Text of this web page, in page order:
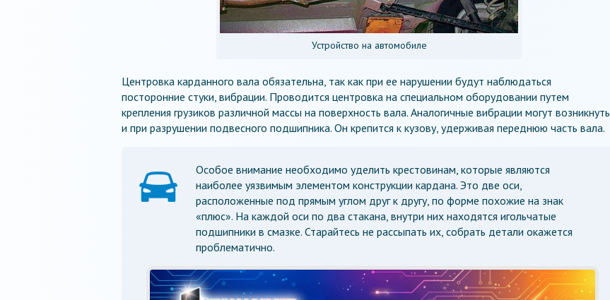
Устройство на автомобиле
Центровка карданного вала обязательна, так как при ее нарушении будут наблюдаться
посторонние стуки, вибрации. Проводится центровка на специальном оборудовании путем
крепления грузиков различной массы на поверхность вала. Аналогичные вибрации могут возникнуть
и при разрушении подвесного подшипника. Он крепится к кузову, удерживая переднюю часть вала.
Особое внимание необходимо уделить крестовинам, которые являются
наиболее уязвимым элементом конструкции кардана. Это две оси,
расположенные под прямым углом друг к другу, по форме похожие на знак
«плюс». На каждой оси по два стакана, внутри них находятся игольчатые
подшипники в смазке. Старайтесь не рассыпать их, собрать детали окажется
проблематично.